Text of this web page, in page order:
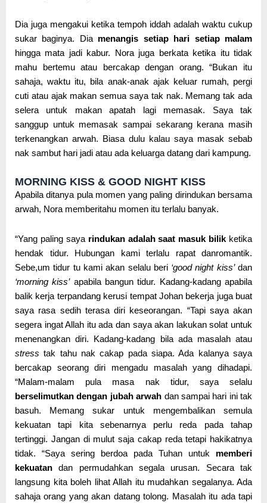
Dia juga mengakui ketika tempoh iddah adalah waktu cukup
sukar baginya. Dia menangis setiap hari setiap malam
hingga mata jadi kabur. Nora juga berkata ketika itu tidak
mahu bertemu atau bercakap dengan orang. “Bukan itu
sahaja, waktu itu, bila anak-anak ajak keluar rumah, pergi
cuti atau ajak makan semua saya tak nak. Memang tak ada
selera untuk makan apatah lagi memasak. Saya tak
sanggup untuk memasak sampai sekarang kerana masih
terkenangkan arwah. Biasa dulu kalau saya masak sebab
nak sambut hari jadi atau ada keluarga datang dari kampung.
MORNING KISS & GOOD NIGHT KISS
Apabila ditanya pula momen yang paling dirindukan bersama
arwah, Nora memberitahu momen itu terlalu banyak.
“Yang paling saya rindukan adalah saat masuk bilik ketika
hendak tidur. Hubungan kami terlalu rapat danromantik.
Sebe,um tidur tu kami akan selalu beri ‘good night kiss’dan
‘morning kiss’apabila bangun tidur. Kadang-kadang apabila
balik kerja terpandang kerusi tempat Johan bekerja juga buat
saya rasa sedih terasa diri keseorangan. “Tapi saya akan
segera ingat Allah itu ada dan saya akan lakukan solat untuk
menenangkan diri. Kadang-kadang bila ada masalah atau
stress tak tahu nak cakap pada siapa. Ada kalanya saya
bercakap seorang diri mengadu masalah yang dihadapi.
“Malam-malam pula masa nak tidur, saya selalu
berselimutkan dengan jubah arwah dan sampai hari ini tak
basuh. Memang sukar untuk mengembalikan semula
kekuatan tapi kita sebenarnya perlu reda pada tahap
tertinggi. Jangan di mulut saja cakap reda tetapi hakikatnya
tidak. “Saya sering berdoa pada Tuhan untuk memberi
kekuatan dan permudahkan segala urusan. Secara tak
langsung kita boleh lihat Allah itu mudahkan segalanya. Ada
sahaja orang yang akan datang tolong. Masalah itu ada tapi